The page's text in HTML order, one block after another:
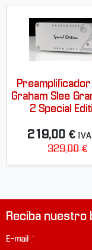
Graham Slee
2 Special
219,00 €
329,00 €
Reciba nuestro
E-mail *